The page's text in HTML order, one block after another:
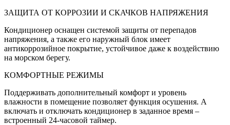
ЗАЩИТА ОТ КОРРОЗИИ И СКАЧКОВ НАПРЯЖЕНИЯ
Кондиционер оснащен системой защиты от перепадов
напряжения, а также его наружный блок имеет
антикоррозийное покрытие, устойчивое даже к воздействию
на морском берегу.
КОМФОРТНЫЕ РЕЖИМЫ
Поддерживать дополнительный комфорт и уровень
влажности в помещение позволяет функция осушения. А
включать и отключать кондиционер в заданное время –
встроенный 24-часовой таймер.